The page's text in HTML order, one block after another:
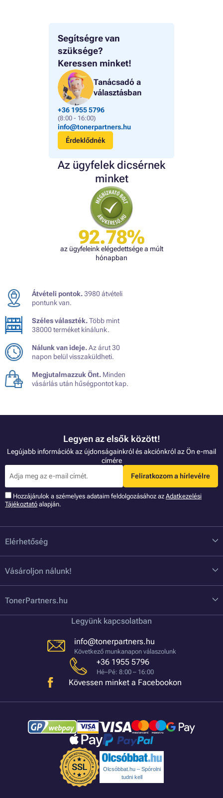
Segítségre van
szüksége?
Keressen minket!
Tanácsadó a
választásban
+36 1955 5796
(8:00 - 16:00)
info@tonerpartners.hu
Érdeklődnék
Az ügyfelek dicsérnek
minket
92.78%
az ügyfeleink elégedettsége a múlt
hónapban
Átvételi pontok.3980 átvételi
pontunk van.
Széles választék.Több mint
38000 terméket kínálunk.
Nálunk van ideje.Az árut 30
napon belül visszaküldheti.
Megjutalmazzuk Önt. Minden
vásárlás után hűségpontot kap.
Legyen az elsők között!
Legújabb információk az újdonságainkról és akciónkról az Ön e-mail
címére
Feliratkozom a hírlevélre
Hozzájárulok a szémelyes adataim feldolgozásához az Adatkezelési
Tájékoztató alapján.
Elérhetőség
Vásároljon nálunk!
TonerPartners.hu
Legyünk kapcsolatban
info@tonerpartners.hu
Következő munkanapon válaszolunk
+36 1955 5796
Hé–Pé: 8:00 – 16:00
Kövessen minket a Facebookon
Olcsóbbat.hu – Spórolni
tudni kell